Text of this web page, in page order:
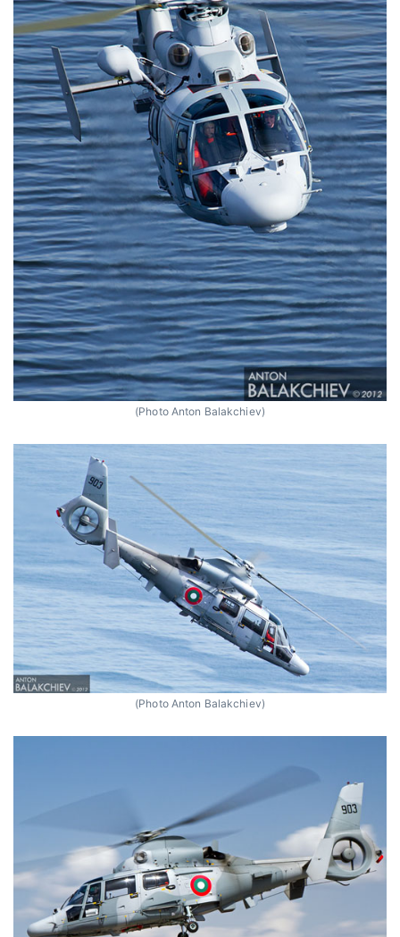
(Photo Anton Balakchiev)
(Photo Anton Balakchiev)